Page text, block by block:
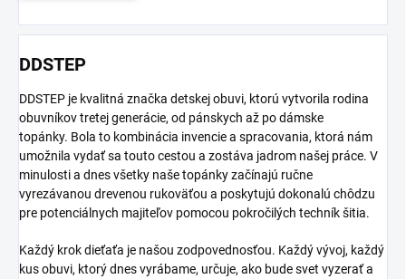
DDSTEP
DDSTEP je kvalitná značka detskej obuvi, ktorú vytvorila rodina
obuvníkov tretej generácie, od pánskych až po dámske
topánky. Bola to kombinácia invencie a spracovania, ktorá nám
umožnila vydať sa touto cestou a zostáva jadrom našej práce. V
minulosti a dnes všetky naše topánky začínajú ručne
vyrezávanou drevenou rukoväťou a poskytujú dokonalú chôdzu
pre potenciálnych majiteľov pomocou pokročilých techník šitia.
Každý krok dieťaťa je našou zodpovednosťou. Každý vývoj, každý
kus obuvi, ktorý dnes vyrábame, určuje, ako bude svet vyzerať a